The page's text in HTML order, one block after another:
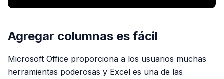
Agregar columnas es fácil
Microsoft Office proporciona a los usuarios muchas
herramientas poderosas y Excel es una de las